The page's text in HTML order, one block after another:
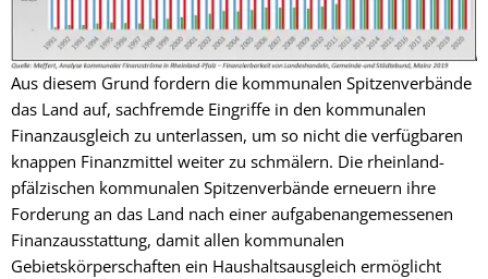
Aus diesem Grund fordern die kommunalen Spitzenverbände
das Land auf, sachfremde Eingriffe in den kommunalen
Finanzausgleich zu unterlassen, um so nicht die verfügbaren
knappen Finanzmittel weiter zu schmälern. Die rheinland-
pfälzischen kommunalen Spitzenverbände erneuern ihre
Forderung an das Land nach einer aufgabenangemessenen
Finanzausstattung, damit allen kommunalen
Gebietskörperschaften ein Haushaltsausgleich ermöglicht